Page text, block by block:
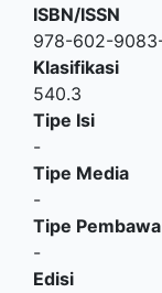
ISBN/ISSN
978-602-
Klasifikasi
540.3
Tipe Isi
-
Tipe Media
-
Tipe Pembawa
-
Edisi